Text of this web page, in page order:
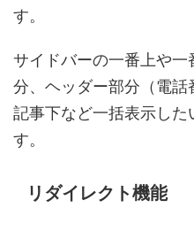
す。
サイドバーの一番上や
分、ヘッダー部分（電
記事下など一括表示し
す。
リダイレクト機能